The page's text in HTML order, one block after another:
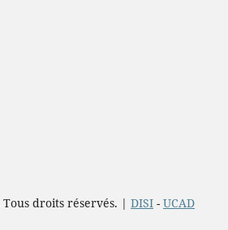
Tous droits réservés. | DISI - UCAD